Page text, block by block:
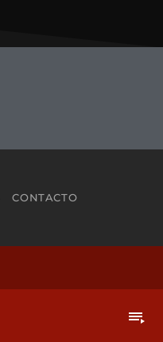
playlist_play
CONTACTO